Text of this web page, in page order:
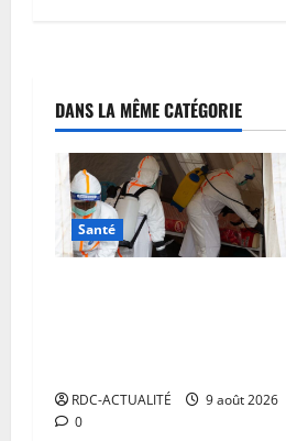
DANS LA MÊME CATÉGORIE
Santé
RDC-ACTUALITÉ
9 août 2026
0